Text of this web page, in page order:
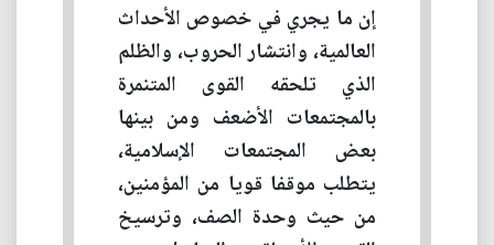
إن ما يجري في خصوص الأحداث
العالمية، وانتشار الحروب، والظلم
الذي تلحقه القوى المتنمرة
بالمجتمعات الأضعف ومن بينها
بعض المجتمعات الإسلامية،
يتطلب موقفا قويا من المؤمنين،
من حيث وحدة الصف، وترسيخ